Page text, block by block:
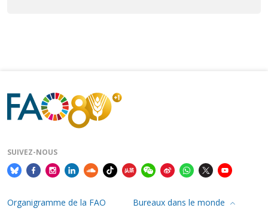
SUIVEZ-NOUS
Organigramme de la FAO Bureaux dans le monde